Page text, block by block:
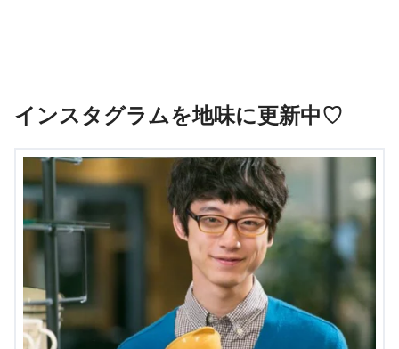
インスタグラムを地味に更新中♡